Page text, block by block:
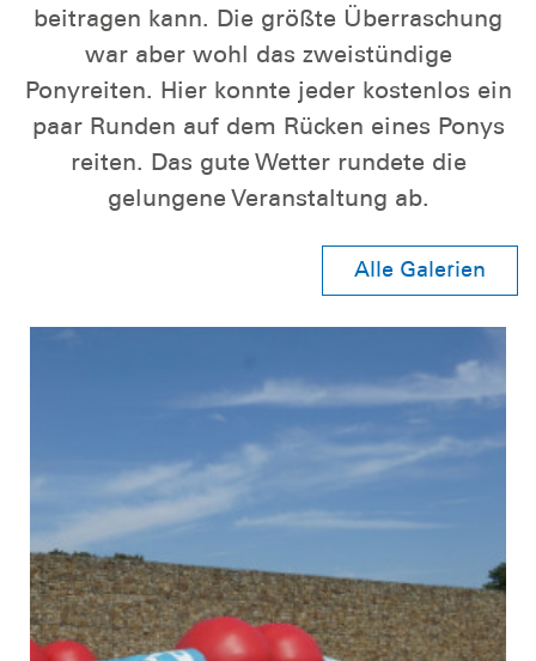
beitragen kann. Die größte Überraschung
war aber wohl das zweistündige
Ponyreiten. Hier konnte jeder kostenlos ein
paar Runden auf dem Rücken eines Ponys
reiten. Das gute Wetter rundete die
gelungene Veranstaltung ab.
Alle Galerien